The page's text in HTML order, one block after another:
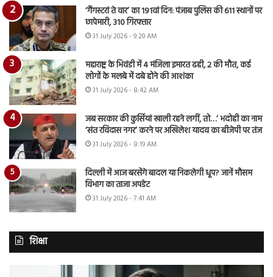
‘गैंगस्टरां ते वार’ का 191वां दिन: पंजाब पुलिस की 611 स्थानों पर
छापेमारी, 310 गिरफ्तार
31 July 2026 - 9:20 AM
महाराष्ट्र के भिवंडी में 4 मंजिला इमारत ढही, 2 की मौत, कई
लोगों के मलबे में दबे होने की आशंका
31 July 2026 - 8:42 AM
जब सरकार की कुर्सियां खाली रहने लगीं, तो…’ भदोही का नाम
‘संत रविदास नगर’ करने पर अखिलेश यादव का बीजेपी पर तंज
31 July 2026 - 8:19 AM
दिल्ली में आज बरसेंगे बादल या निकलेगी धूप? जानें मौसम
विभाग का ताजा अपडेट
31 July 2026 - 7:41 AM
शिक्षा